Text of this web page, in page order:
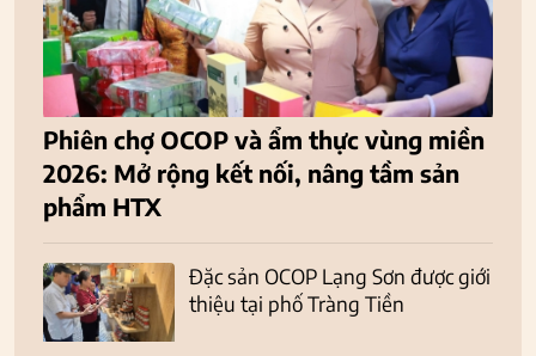
Phiên chợ OCOP và ẩm thực vùng miền
2026: Mở rộng kết nối, nâng tầm sản
phẩm HTX
Đặc sản OCOP Lạng Sơn được giới
thiệu tại phố Tràng Tiền